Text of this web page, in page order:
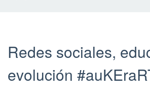
Redes sociales,
evolución